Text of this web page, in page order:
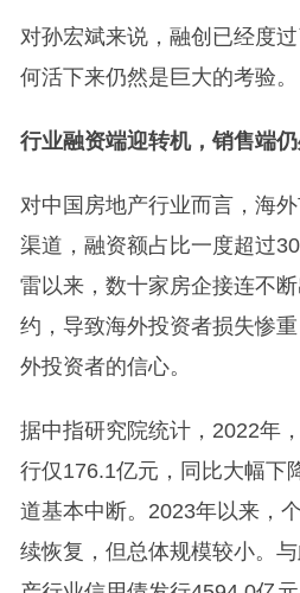
对孙宏斌来说，融创已经度
何活下来仍然是巨大的考验。
行业融资端迎转机，销售端
对中国房地产行业而言，海
渠道，融资额占比一度超过
雷以来，数十家房企接连不
约，导致海外投资者损失惨
外投资者的信心。
据中指研究院统计，2022年
行仅176.1亿元，同比大幅下
道基本中断。2023年以来，
续恢复，但总体规模较小。